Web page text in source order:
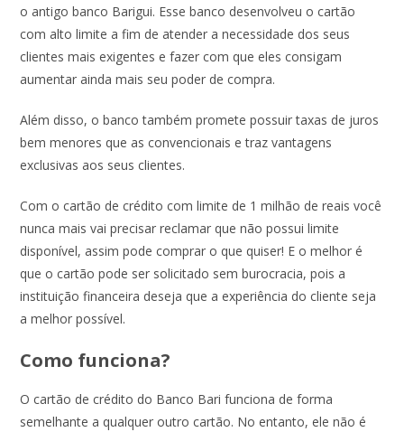
o antigo banco Barigui. Esse banco desenvolveu o cartão
com alto limite a fim de atender a necessidade dos seus
clientes mais exigentes e fazer com que eles consigam
aumentar ainda mais seu poder de compra.
Além disso, o banco também promete possuir taxas de juros
bem menores que as convencionais e traz vantagens
exclusivas aos seus clientes.
Com o cartão de crédito com limite de 1 milhão de reais você
nunca mais vai precisar reclamar que não possui limite
disponível, assim pode comprar o que quiser! E o melhor é
que o cartão pode ser solicitado sem burocracia, pois a
instituição financeira deseja que a experiência do cliente seja
a melhor possível.
Como funciona?
O cartão de crédito do Banco Bari funciona de forma
semelhante a qualquer outro cartão. No entanto, ele não é